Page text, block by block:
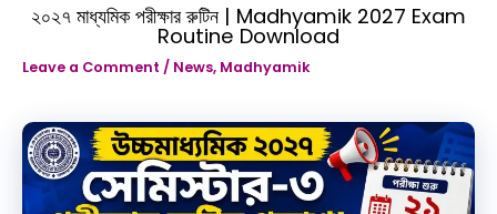
২০২৭ মাধ্যমিক পরীক্ষার রুটিন | Madhyamik 2027 Exam
Routine Download
Leave a Comment / News, Madhyamik